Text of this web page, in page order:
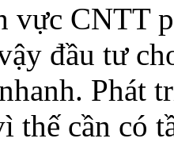
vực CNTT
đầu tư
Phát
thế cần có